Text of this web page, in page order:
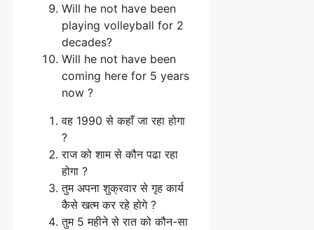
Will he not have been
playing volleyball for 2
decades?
Will he not have been
coming here for 5 years
now ?
वह 1990 से कहाँ जा रहा होगा
?
राज को शाम से कौन पढा रहा
होगा ?
तुम अपना शुक्रवार से गृह कार्य
कैसे खत्म कर रहे होगे ?
तुम 5 महीने से रात को कौन-सा